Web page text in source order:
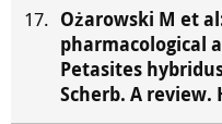
Ożarowski M et
pharmacological
Petasites
Scherb. A review.